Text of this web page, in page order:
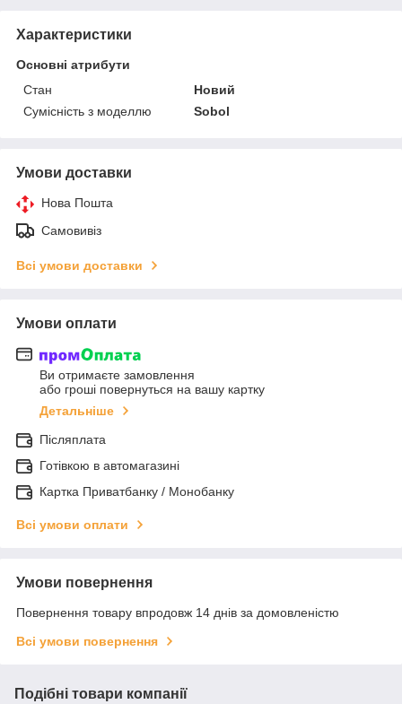
Характеристики
Основні атрибути
Стан
Новий
Сумісність з моделлю
Sobol
Умови доставки
Нова Пошта
Самовивіз
Всі умови доставки
Умови оплати
Ви отримаєте замовлення
або гроші повернуться на вашу картку
Детальніше
Післяплата
Готівкою в автомагазині
Картка Приватбанку / Монобанку
Всі умови оплати
Умови повернення
Повернення товару впродовж 14 днів за домовленістю
Всі умови повернення
Подібні товари компанії